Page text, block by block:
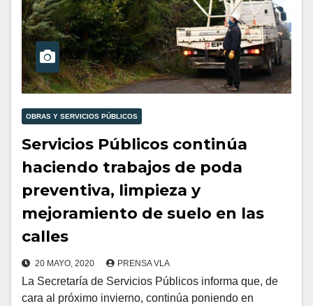
OBRAS Y SERVICIOS PÚBLICOS
Servicios Públicos continúa
haciendo trabajos de poda
preventiva, limpieza y
mejoramiento de suelo en las
calles
20 MAYO, 2020 PRENSA VLA
La Secretaría de Servicios Públicos informa que, de
cara al próximo invierno, continúa poniendo en